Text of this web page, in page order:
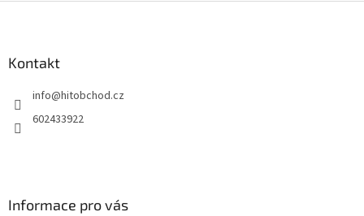
Kontakt
info@hitobchod.cz
602433922
Informace pro vás